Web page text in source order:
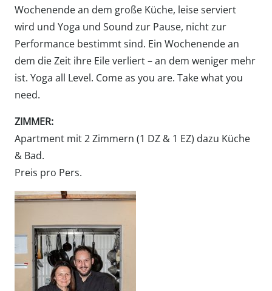
Wochenende an dem große Küche, leise serviert
wird und Yoga und Sound zur Pause, nicht zur
Performance bestimmt sind. Ein Wochenende an
dem die Zeit ihre Eile verliert – an dem weniger mehr
ist. Yoga all Level. Come as you are. Take what you
need.
ZIMMER:
Apartment mit 2 Zimmern (1 DZ & 1 EZ) dazu Küche
& Bad.
Preis pro Pers.